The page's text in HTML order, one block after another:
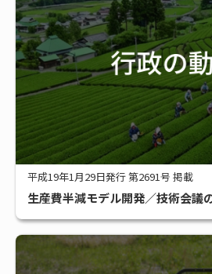
平成19年1月29日発行 第2691号 掲載
生産費半減モデル開発／技術会議